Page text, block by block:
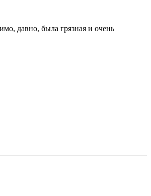
давно, была грязная и очень